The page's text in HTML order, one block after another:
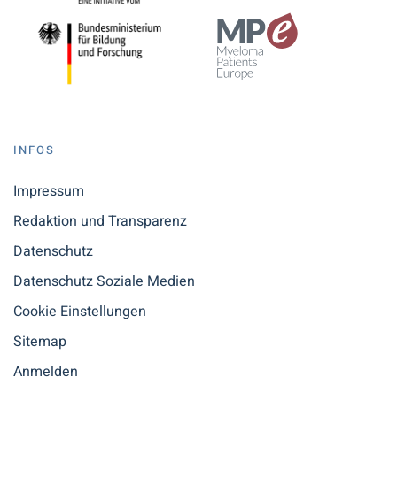
INFOS
Impressum
Redaktion und Transparenz
Datenschutz
Datenschutz Soziale Medien
Cookie Einstellungen
Sitemap
Anmelden